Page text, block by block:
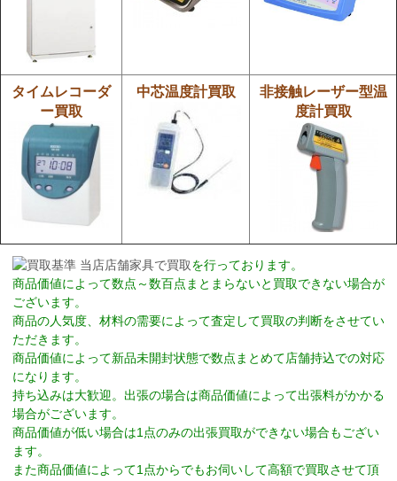
タイムレコーダ
ー買取
中芯温度計買取
非接触レーザー型温
度計買取
当店店舗家具で買取 を行っております。
商品価値によって数点～数百点まとまらないと買取できない場合が
ございます。
商品の人気度、材料の需要によって査定して買取の判断をさせてい
ただきます。
商品価値によって新品未開封状態で数点まとめて店舗持込での対応
になります。
持ち込みは大歓迎。出張の場合は商品価値によって出張料がかかる
場合がございます。
商品価値が低い場合は1点のみの出張買取ができない場合もござい
ます。
また商品価値によって1点からでもお伺いして高額で買取させて頂